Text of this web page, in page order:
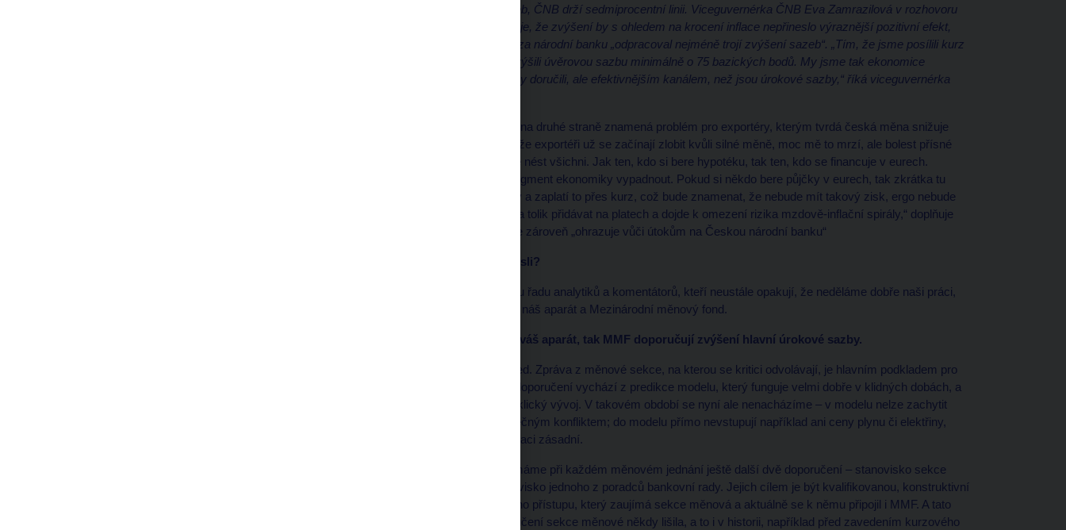
doporučují zvýšení sazeb, ČNB drží sedmiprocentní linii. Viceguvernérka ČNB Eva Zamrazilová v rozhovoru
pro INFO.CZ argumentuje, že zvýšení by s ohledem na krocení inflace nepřineslo výraznější pozitivní efekt,
navíc silný kurz koruny za národní banku „odpracoval nejméně trojí zvýšení sazeb“. „Tím, že jsme posílili kurz
koruny, jsme de facto zvýšili úvěrovou sazbu minimálně o 75 bazických bodů. My jsme tak ekonomice
zpřísnění měnové politiky doručili, ale efektivnějším kanálem, než jsou úrokové sazby,“ říká viceguvernérka
Velmi silná koruna však na druhé straně znamená problém pro exportéry, kterým tvrdá česká měna snižuje
jejich zisky. „Je pravda, že exportéři už se začínají zlobit kvůli silné měně, moc mě to mrzí, ale bolest přísné
měnové politiky musíme nést všichni. Jak ten, kdo si bere hypotéku, tak ten, kdo se financuje v eurech.
Nemůže z toho jeden segment ekonomiky vypadnout. Pokud si někdo bere půjčky v eurech, tak zkrátka tu
cenu musí zaplatit jinudy a zaplatí to přes kurz, což bude znamenat, že nebude mít takový zisk, ergo nebude
moct tolik zaměstnávat a tolik přidávat na platech a dojde k omezení rizika mzdově-inflační spirály,“ doplňuje
viceguvernérka, která se zároveň „ohrazuje vůči útokům na Českou národní banku“
Jaké útoky máte na mysli?
Myslím tím především tu řadu analytiků a komentátorů, kteří neustále opakují, že neděláme dobře naši práci,
protože neposloucháme náš aparát a Mezinárodní měnový fond.
A neposloucháte? Jak váš aparát, tak MMF doporučují zvýšení hlavní úrokové sazby.
Je to velmi zúžený pohled. Zpráva z měnové sekce, na kterou se kritici odvolávají, je hlavním podkladem pro
naše rozhodování. Její doporučení vychází z predikce modelu, který funguje velmi dobře v klidných dobách, a
který popisuje běžný cyklický vývoj. V takovém období se nyní ale nenacházíme – v modelu nelze zachytit
nejistotu spojenou s válečným konfliktem; do modelu přímo nevstupují například ani ceny plynu či elektřiny,
které jsou pro dnešní inflaci zásadní.
Vedle zmíněné zprávy máme při každém měnovém jednání ještě další dvě doporučení – stanovisko sekce
finanční stability a stanovisko jednoho z poradců bankovní rady. Jejich cílem je být kvalifikovanou, konstruktivní
oponenturou standardního přístupu, který zaujímá sekce měnová a aktuálně se k němu připojil i MMF. A tato
stanoviska se od doporučení sekce měnové někdy lišila, a to i v historii, například před zavedením kurzového